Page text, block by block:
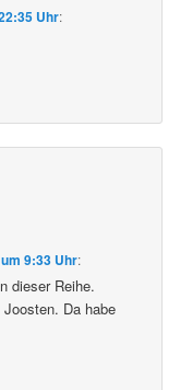
Uhr:
9:33 Uhr:
dieser Reihe.
Da habe